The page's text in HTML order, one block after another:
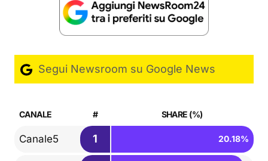
Segui Newsroom su Google News
CANALE # SHARE (%)
Canale5 1 20.18%